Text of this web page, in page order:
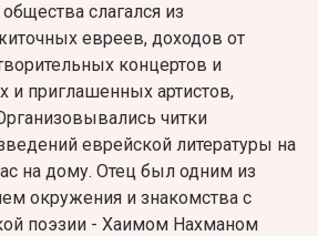
слагался из
евреев, доходов от
концертов и
и приглашенных артистов,
читки
еврейской литературы на
на дому. Отец был одним из
окружения и знакомства с
поэзии - Хаимом Нахманом